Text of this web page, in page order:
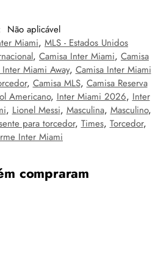
Não aplicável
Miami, MLS - Estados Unidos
, Camisa Inter Miami, Camisa
Inter Miami Away, Camisa Inter Miami
, Camisa MLS, Camisa Reserva
Americano, Inter Miami 2026, Inter
, Lionel Messi, Masculina, Masculino,
para torcedor, Times, Torcedor,
Inter Miami
compraram